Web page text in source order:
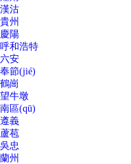
漢沽
貴州
慶陽
呼和浩特
六安
奉節(jié)
鶴崗
望牛墩
南區(qū)
遵義
蘆苞
吳忠
蘭州